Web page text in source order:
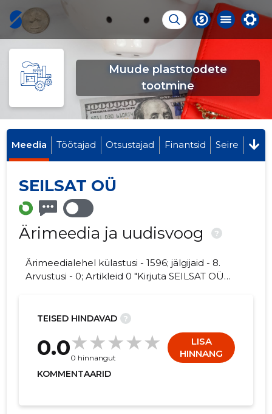
Muude plasttoodete
tootmine
Meedia Töötajad Otsustajad Finantsid Seire
SEILSAT OÜ
Ärimeedia ja uudisvoog ?
Ärimeedialehel külastusi - 1596; jälgijaid - 8.
Arvustusi - 0; Artikleid 0 "Kirjuta SEILSAT OÜ
TEISED HINDAVAD ?
0.00 hinnangut
LISA
HINNANG
KOMMENTAARID